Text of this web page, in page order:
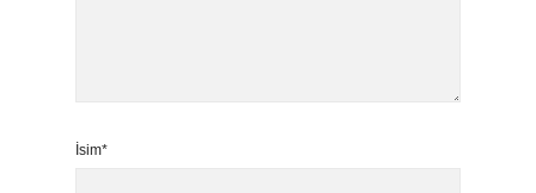
İsim*